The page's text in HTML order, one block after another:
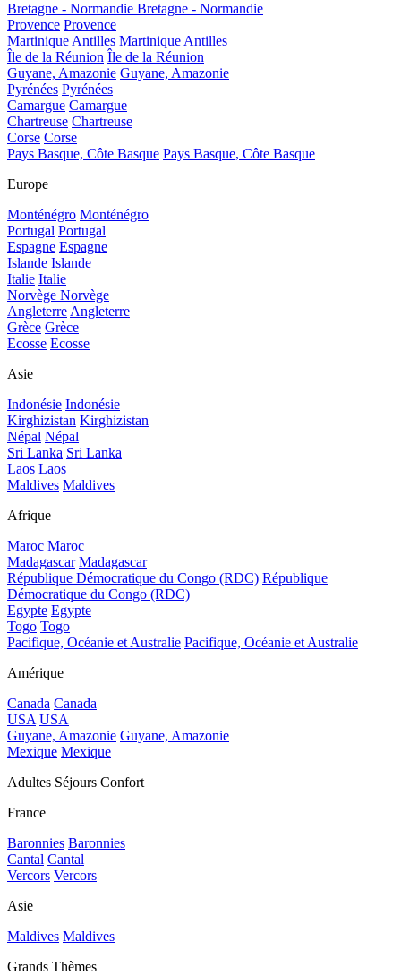
Bretagne - Normandie Bretagne - Normandie
Provence Provence
Martinique Antilles Martinique Antilles
Île de la Réunion Île de la Réunion
Guyane, Amazonie Guyane, Amazonie
Pyrénées Pyrénées
Camargue Camargue
Chartreuse Chartreuse
Corse Corse
Pays Basque, Côte Basque Pays Basque, Côte Basque
Europe
Monténégro Monténégro
Portugal Portugal
Espagne Espagne
Islande Islande
Italie Italie
Norvège Norvège
Angleterre Angleterre
Grèce Grèce
Ecosse Ecosse
Asie
Indonésie Indonésie
Kirghizistan Kirghizistan
Népal Népal
Sri Lanka Sri Lanka
Laos Laos
Maldives Maldives
Afrique
Maroc Maroc
Madagascar Madagascar
République Démocratique du Congo (RDC) République
Démocratique du Congo (RDC)
Egypte Egypte
Togo Togo
Pacifique, Océanie et Australie Pacifique, Océanie et Australie
Amérique
Canada Canada
USA USA
Guyane, Amazonie Guyane, Amazonie
Mexique Mexique
Adultes Séjours Confort
France
Baronnies Baronnies
Cantal Cantal
Vercors Vercors
Asie
Maldives Maldives
Grands Thèmes